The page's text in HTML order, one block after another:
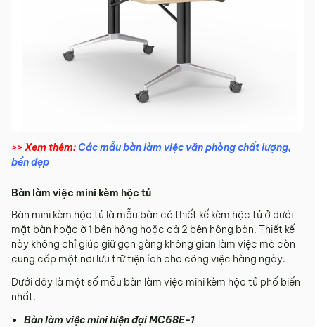
>> Xem thêm:Các mẫu bàn làm việc văn phòng chất lượng,
bền đẹp
Bàn làm việc mini kèm hộc tủ
Bàn mini kèm hộc tủ là mẫu bàn có thiết kế kèm hộc tủ ở dưới
mặt bàn hoặc ở 1 bên hông hoặc cả 2 bên hông bàn. Thiết kế
này không chỉ giúp giữ gọn gàng không gian làm việc mà còn
cung cấp một nơi lưu trữ tiện ích cho công việc hàng ngày.
Dưới đây là một số mẫu bàn làm việc mini kèm hộc tủ phổ biến
nhất.
Bàn làm việc mini hiện đại MC68E-1